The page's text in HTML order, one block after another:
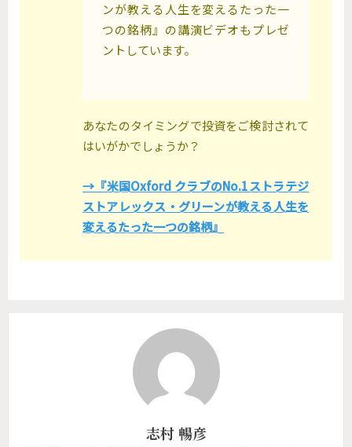
ンが教える人生を変えるたった一
つの銘柄』の講演ビデオもプレゼ
ントしています。
あなたのタイミングで投資をご検討されて
はいがかでしょうか？
→『米国Oxford クラブのNo.1ストラテジ
ストアレックス・グリーンが教える人生を
変えるたった一つの銘柄』
志村 暢彦